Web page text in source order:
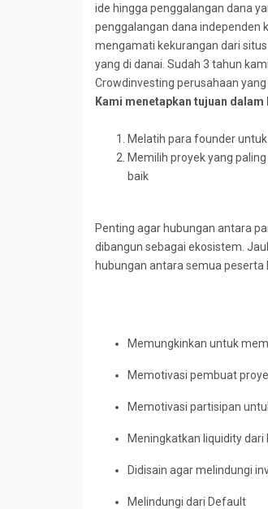
ide hingga penggalangan dana
penggalangan dana independen
mengamati kekurangan dari
yang di danai. Sudah 3 tahun
Crowdinvesting perusahaan
Kami menetapkan tujuan
Melatih para founder
Memilih proyek yang
baik
Penting agar hubungan antara
dibangun sebagai ekosistem.
hubungan antara semua peserta
Memungkinkan untuk
Memotivasi pembuat
Memotivasi partisipan
Meningkatkan liquidity dari
Didisain agar melindungi
Melindungi dari Default